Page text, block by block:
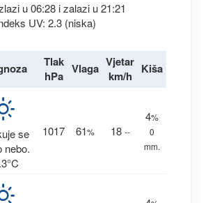
u 06:28 i zalazi u 21:21
UV: 2.3 (niska)
Tlak
hPa Vlaga Vjetar
km/h
Kiša
se
nebo.
1017 61% 18 --
4%
0
mm.